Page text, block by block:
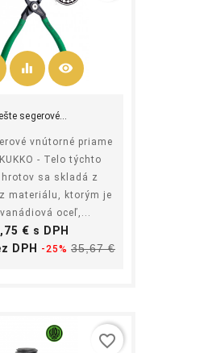
Kúpiť
equalizer visibility
segerové...
vnútorné priame
- Telo týchto
sa skladá z
materiálu, ktorým je
oceľ,...
€ s DPH
DPH Základná
-25% 35,67 €Cena
favorite_border